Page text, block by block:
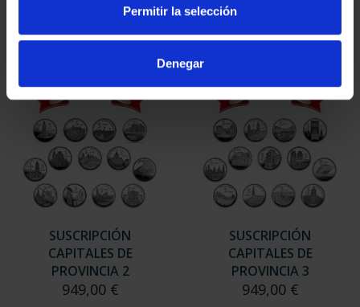
Permitir la selección
Denegar
Sólo para usuarios
registrados
SUSCRIPCIÓN
CAPITALES DE
PROVINCIA 2
949,00 €
SUSCRIPCIÓN
CAPITALES DE
PROVINCIA 3
949,00 €